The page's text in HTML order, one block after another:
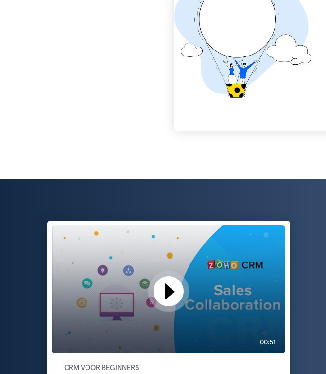
00:51
CRM VOOR BEGINNERS